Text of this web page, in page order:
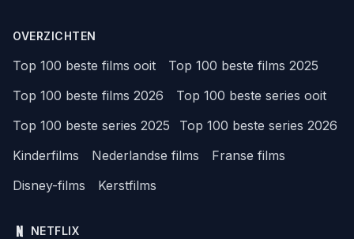
OVERZICHTEN
Top 100 beste films ooit
Top 100 beste films 2025
Top 100 beste films 2026
Top 100 beste series ooit
Top 100 beste series 2025
Top 100 beste series 2026
Kinderfilms
Nederlandse films
Franse films
Disney-films
Kerstfilms
NETFLIX